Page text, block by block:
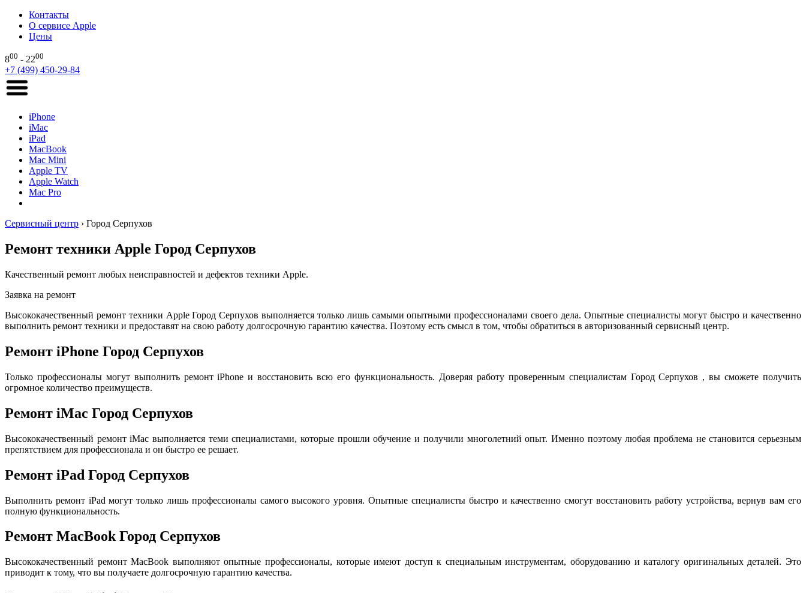
Контакты
О сервисе Apple
Цены
800 - 2200
+7 (499) 450-29-84
iPhone
iMac
iPad
MacBook
Mac Mini
Apple TV
Apple Watch
Mac Pro
Сервисный центр › Город Серпухов
Ремонт техники Apple Город Серпухов
Качественный ремонт любых неисправностей и дефектов техники Apple.
Заявка на ремонт
Высококачественный ремонт техники Apple Город Серпухов выполняется только лишь самыми опытными профессионалами своего дела. Опытные специалисты могут быстро и качественно
выполнить ремонт техники и предоставят на свою работу долгосрочную гарантию качества. Поэтому есть смысл в том, чтобы обратиться в авторизованный сервисный центр.
Ремонт iPhone Город Серпухов
Только профессионалы могут выполнить ремонт iPhone и восстановить всю его функциональность. Доверяя работу проверенным специалистам Город Серпухов , вы сможете получить
огромное количество преимуществ.
Ремонт iMac Город Серпухов
Высококачественный ремонт iMac выполняется теми специалистами, которые прошли обучение и получили многолетний опыт. Именно поэтому любая проблема не становится серьезным
препятствием для профессионала и он быстро ее решает.
Ремонт iPad Город Серпухов
Выполнить ремонт iPad могут только лишь профессионалы самого высокого уровня. Опытные специалисты быстро и качественно смогут восстановить работу устройства, вернув вам его
полную функциональность.
Ремонт MacBook Город Серпухов
Высококачественный ремонт MacBook выполняют опытные профессионалы, которые имеют доступ к специальным инструментам, оборудованию и каталогу оригинальных деталей. Это
приводит к тому, что вы получаете долгосрочную гарантию качества.